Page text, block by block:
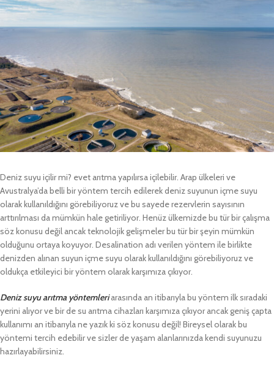
Deniz suyu içilir mi? evet arıtma yapılırsa içilebilir. Arap ülkeleri ve
Avustralya’da belli bir yöntem tercih edilerek deniz suyunun içme suyu
olarak kullanıldığını görebiliyoruz ve bu sayede rezervlerin sayısının
arttırılması da mümkün hale getiriliyor. Henüz ülkemizde bu tür bir çalışma
söz konusu değil ancak teknolojik gelişmeler bu tür bir şeyin mümkün
olduğunu ortaya koyuyor. Desalination adı verilen yöntem ile birlikte
denizden alınan suyun içme suyu olarak kullanıldığını görebiliyoruz ve
oldukça etkileyici bir yöntem olarak karşımıza çıkıyor.
Deniz suyu arıtma yöntemleriarasında an itibarıyla bu yöntem ilk sıradaki
yerini alıyor ve bir de su arıtma cihazları karşımıza çıkıyor ancak geniş çapta
kullanımı an itibarıyla ne yazık ki söz konusu değil! Bireysel olarak bu
yöntemi tercih edebilir ve sizler de yaşam alanlarınızda kendi suyunuzu
hazırlayabilirsiniz.